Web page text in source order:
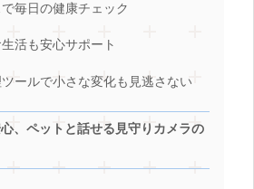
毎日の健康チェック
活も安心サポート
ールで小さな変化も見逃さない
、ペットと話せる見守りカメラの